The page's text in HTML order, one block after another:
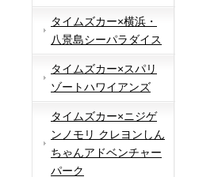
タイムズカー×横浜・
八景島シーパラダイス
タイムズカー×スパリ
ゾートハワイアンズ
タイムズカー×ニジゲ
ンノモリ クレヨンしん
ちゃんアドベンチャー
パーク